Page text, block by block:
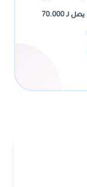
الأردنيين يضمن لك ولعائلتك مبلغ تعويض قد يصل لـ 70.000